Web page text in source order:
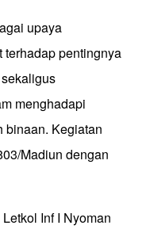
upaya
terhadap pentingnya
menghadapi
binaan. Kegiatan
Madiun dengan
Inf I Nyoman